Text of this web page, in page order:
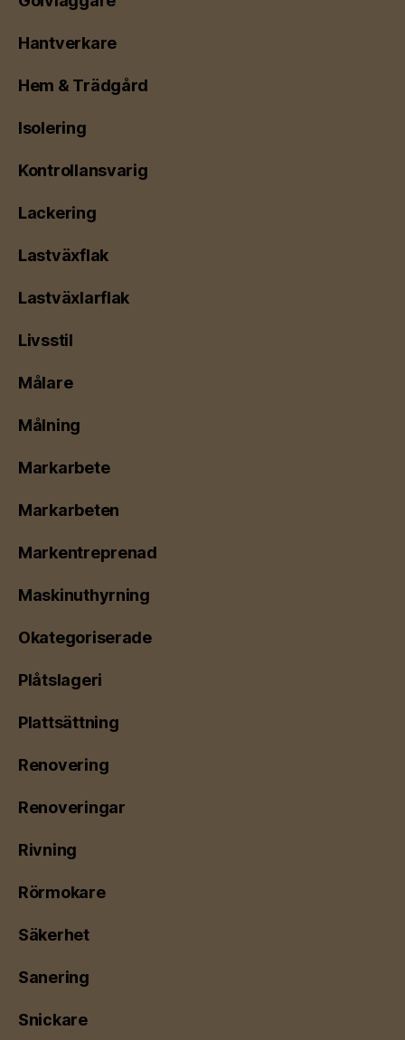
Hantverkare
Hem & Trädgård
Isolering
Kontrollansvarig
Lackering
Lastväxflak
Lastväxlarflak
Livsstil
Målare
Målning
Markarbete
Markarbeten
Markentreprenad
Maskinuthyrning
Okategoriserade
Plåtslageri
Plattsättning
Renovering
Renoveringar
Rivning
Rörmokare
Säkerhet
Sanering
Snickare